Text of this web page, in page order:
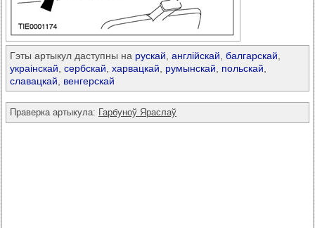
Гэты артыкул даступны на рускай англійскай балгарскай
украінскай сербскай харвацкай румынскай польскай
славацкай
венгерскай
Праверка артыкула: Гарбуноў Яраслаў